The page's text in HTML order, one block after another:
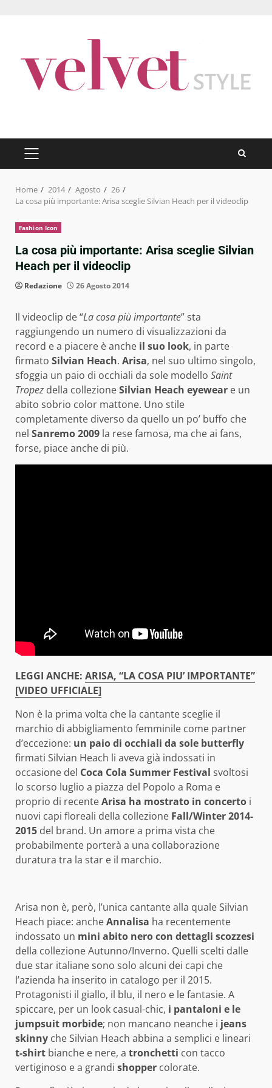
PRIMARY
MENU
Home 2014 Agosto
26
La cosa più importante: Arisa sceglie Silvian Heach per il videoclip
Fashion Icon
La cosa più importante: Arisa sceglie Silvian
Heach per il videoclip
Redazione 26 Agosto 2014
Il videoclip de “La cosa più importante” sta
raggiungendo un numero di visualizzazioni da
record e a piacere è anche il suo look, in parte
firmato Silvian Heach. Arisa, nel suo ultimo singolo,
sfoggia un paio di occhiali da sole modello Saint
Tropez della collezioneSilvian Heach eyewear e un
abito sobrio color mattone. Uno stile
completamente diverso da quello un po’ buffo che
nel Sanremo 2009 la rese famosa, ma che ai fans,
forse, piace anche di più.
LEGGI ANCHE: ARISA, “LA COSA PIU’ IMPORTANTE”
[VIDEO UFFICIALE]
Non è la prima volta che la cantante sceglie il
marchio di abbigliamento femminile come partner
d’eccezione: un paio di occhiali da sole butterfly
firmati Silvian Heach li aveva già indossati in
occasione del Coca Cola Summer Festival svoltosi
lo scorso luglio a piazza del Popolo a Roma e
proprio di recenteArisa ha mostrato in concerto i
nuovi capi floreali della collezione Fall/Winter 2014-
2015 del brand. Un amore a prima vista che
probabilmente porterà a una collaborazione
duratura tra la star e il marchio.
Arisa non è, però, l’unica cantante alla quale Silvian
Heach piace: ancheAnnalisa ha recentemente
indossato un mini abito nero con dettagli scozzesi
della collezione Autunno/Inverno. Quelli scelti dalle
due star italiane sono solo alcuni dei capi che
l’azienda ha inserito in catalogo per il 2015.
Protagonisti il giallo, il blu, il nero e le fantasie. A
spiccare, per un look casual-chic, i pantaloni e le
jumpsuit morbide; non mancano neanche i jeans
skinny che Silvian Heach abbina a semplici e lineari
t-shirt bianche e nere, a tronchetti con tacco
vertiginoso e a grandi shopper colorate.